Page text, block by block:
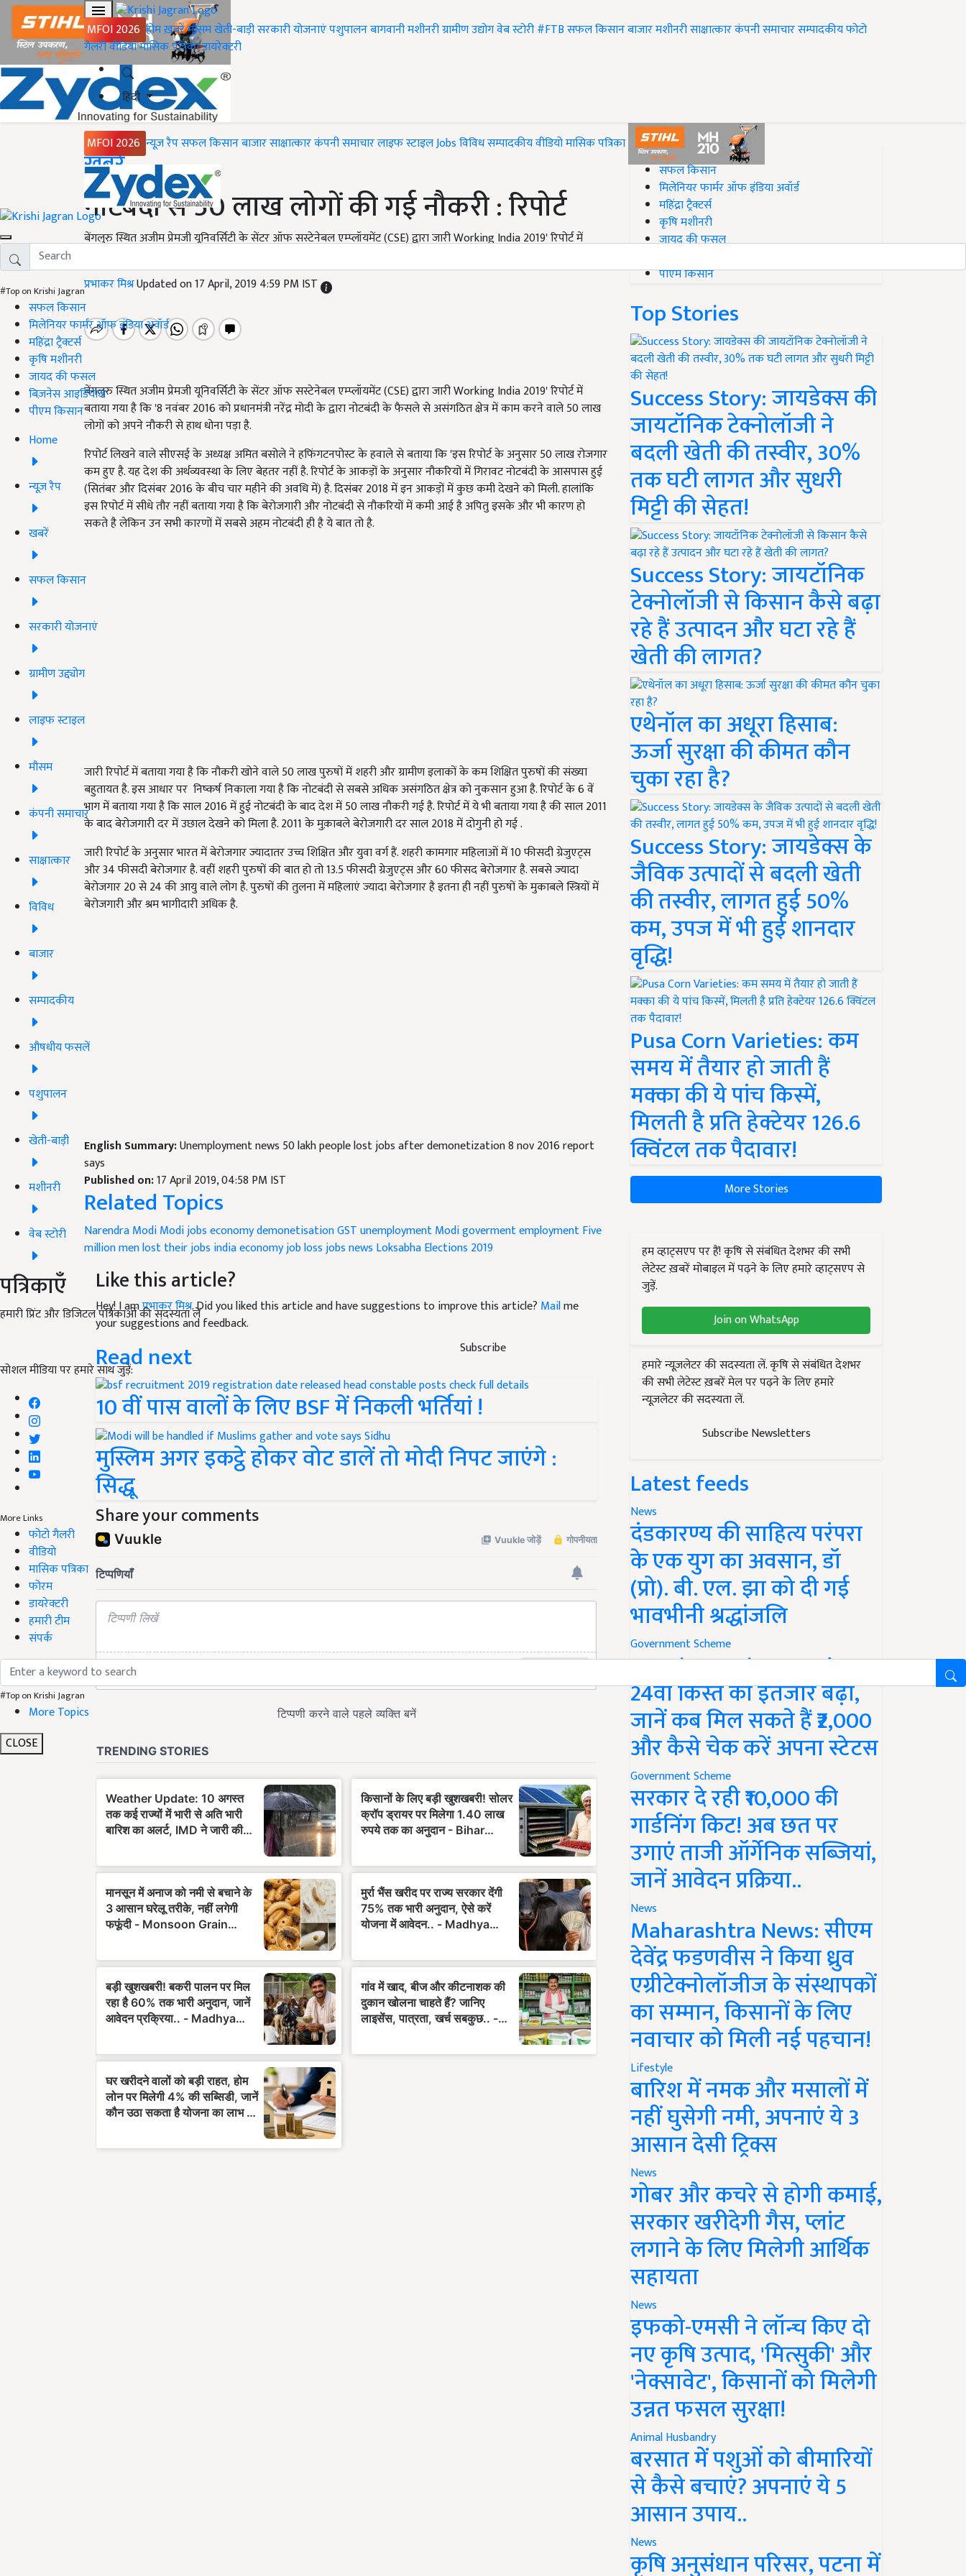
MFOI 2026 होमख़बरेंमौसमखेती-बाड़ीसरकारी योजनाएंपशुपालनबागवानीमशीनरीग्रामीण उद्योगवेब स्टोरी#FTBसफल किसानबाजारमशीनरीसाक्षात्कारकंपनी समाचारसम्पादकीयफोटो
गैलरीवीडियोमासिक पत्रिकाडायरेक्टरी
हिंदी
MFOI 2026 न्यूज़ रैपसफल किसानबाजारसाक्षात्कारकंपनी समाचारलाइफ स्टाइलJobsविविधसम्पादकीयवीडियोमासिक पत्रिका
#Top on Krishi Jagran
सफल किसान
मिलेनियर फार्मर ऑफ इंडिया अवॉर्ड
महिंद्रा ट्रैक्टर्स
कृषि मशीनरी
जायद की फसल
बिज़नेस आइडियाज
पीएम किसान
Home
न्यूज़ रैप
खबरें
सफल किसान
सरकारी योजनाएं
ग्रामीण उद्द्योग
लाइफ स्टाइल
मौसम
कंपनी समाचार
साक्षात्कार
विविध
बाजार
सम्पादकीय
औषधीय फसलें
पशुपालन
खेती-बाड़ी
मशीनरी
वेब स्टोरी
पत्रिकाएँ
हमारी प्रिंट और डिजिटल पत्रिकाओं की सदस्यता लें
Subscribe
सोशल मीडिया पर हमारे साथ जुड़ें:
More Links
फोटो गैलरी
वीडियो
मासिक पत्रिका
फोरम
डायरेक्टरी
हमारी टीम
संपर्क
#Top on Krishi Jagran
More Topics
CLOSE
Home
ख़बरें
नोटबंदी से 50 लाख लोगों की गई नौकरी : रिपोर्ट
बेंगलुरु स्थित अजीम प्रेमजी यूनिवर्सिटी के सेंटर ऑफ सस्टेनेबल एम्प्लॉयमेंट (CSE) द्वारा जारी Working India 2019' रिपोर्ट में
प्रभाकर मिश्रUpdated on 17 April, 2019 4:59 PM IST
बेंगलुरु स्थित अजीम प्रेमजी यूनिवर्सिटी के सेंटर ऑफ सस्टेनेबल एम्प्लॉयमेंट (CSE) द्वारा जारी Working India 2019' रिपोर्ट में
बताया गया है कि '8 नवंबर 2016 को प्रधानमंत्री नरेंद्र मोदी के द्वारा नोटबंदी के फैसले से असंगठित क्षेत्र में काम करने वाले 50 लाख
लोगों को अपने नौकरी से हाथ धोना पड़ा है.
रिपोर्ट लिखने वाले सीएसई के अध्यक्ष अमित बसोले ने हफिंगटनपोस्ट के हवाले से बताया कि 'इस रिपोर्ट के अनुसार 50 लाख रोजगार
कम हुए है. यह देश की अर्थव्यवस्था के लिए बेहतर नहीं है. रिपोर्ट के आकड़ों के अनुसार नौकरियों में गिरावट नोटबंदी के आसपास हुई
(सितंबर और दिसंबर 2016 के बीच चार महीने की अवधि में) है. दिसंबर 2018 में इन आकड़ों में कुछ कमी देखने को मिली. हालांकि
इस रिपोर्ट में सीधे तौर नहीं बताया गया है कि बेरोजगारी और नोटबंदी से नौकरियों में कमी आई है अपितु इसके और भी कारण हो
सकते है लेकिन उन सभी कारणों में सबसे अहम नोटबंदी ही है ये बात तो है.
जारी रिपोर्ट में बताया गया है कि नौकरी खोने वाले 50 लाख पुरुषों में शहरी और ग्रामीण इलाकों के कम शिक्षित पुरुषों की संख्या
बहुतायत है. इस आधार पर निष्कर्ष निकाला गया है कि नोटबंदी से सबसे अधिक असंगठित क्षेत्र को नुकसान हुआ है. रिपोर्ट के 6 वें
भाग में बताया गया है कि साल 2016 में हुई नोटबंदी के बाद देश में 50 लाख नौकरी गई है. रिपोर्ट में ये भी बताया गया है की साल 2011
के बाद बेरोजगारी दर में उछाल देखने को मिला है. 2011 के मुक़ाबले बेरोजगारी दर साल 2018 में दोगुनी हो गई .
जारी रिपोर्ट के अनुसार भारत में बेरोजगार ज्यादातर उच्च शिक्षित और युवा वर्ग हैं. शहरी कामगार महिलाओं में 10 फीसदी ग्रेजुएट्स
और 34 फीसदी बेरोजगार है. वहीं शहरी पुरुषों की बात हो तो 13.5 फीसदी ग्रेजुएट्स और 60 फीसद बेरोजगार है. सबसे ज्यादा
बेरोजगार 20 से 24 की आयु वाले लोग है. पुरुषों की तुलना में महिलाएं ज्यादा बेरोजगार है इतना ही नहीं पुरुषों के मुकाबले स्त्रियों में
बेरोजगारी और श्रम भागीदारी अधिक है.
English Summary:Unemployment news 50 lakh people lost jobs after demonetization 8 nov 2016 report
says
Published on:17 April 2019, 04:58 PM IST
Related Topics
Narendra ModiModijobseconomydemonetisationGSTunemploymentModi govermentemploymentFive
million men lost their jobs india economyjob lossjobs news Loksabha Elections 2019
Like this article?
Hey! I amप्रभाकर मिश्र. Did you liked this article and have suggestions to improve this article? Mailme
your suggestions and feedback.
Read next
10 वीं पास वालों के लिए BSF में निकली भर्तियां !
मुस्लिम अगर इकट्ठे होकर वोट डालें तो मोदी निपट जाएंगे :
सिद्धू
Share your comments
#Top on Krishi Jagran
सफल किसान
मिलेनियर फार्मर ऑफ इंडिया अवॉर्ड
महिंद्रा ट्रैक्टर्स
कृषि मशीनरी
जायद की फसल
पीएम किसान
Top Stories
Success Story: जायडेक्स की
जायटॉनिक टेक्नोलॉजी ने
बदली खेती की तस्वीर, 30%
तक घटी लागत और सुधरी
मिट्टी की सेहत!
Success Story: जायटॉनिक
टेक्नोलॉजी से किसान कैसे बढ़ा
रहे हैं उत्पादन और घटा रहे हैं
खेती की लागत?
एथेनॉल का अधूरा हिसाब:
ऊर्जा सुरक्षा की कीमत कौन
चुका रहा है?
Success Story: जायडेक्स के
जैविक उत्पादों से बदली खेती
की तस्वीर, लागत हुई 50%
कम, उपज में भी हुई शानदार
वृद्धि!
Pusa Corn Varieties: कम
समय में तैयार हो जाती हैं
मक्का की ये पांच किस्में,
मिलती है प्रति हेक्टेयर 126.6
क्विंटल तक पैदावार!
More Stories
हम व्हाट्सएप पर हैं! कृषि से संबंधित देशभर की सभी
लेटेस्ट ख़बरें मोबाइल में पढ़ने के लिए हमारे व्हाट्सएप से
जुड़ें.
Join on WhatsApp
हमारे न्यूज़लेटर की सदस्यता लें. कृषि से संबंधित देशभर
की सभी लेटेस्ट ख़बरें मेल पर पढ़ने के लिए हमारे
न्यूज़लेटर की सदस्यता लें.
Subscribe Newsletters
Latest feeds
News
दंडकारण्य की साहित्य परंपरा
के एक युग का अवसान, डॉ
(प्रो). बी. एल. झा को दी गई
भावभीनी श्रद्धांजलि
Government Scheme
PM Kisan Yojana Update:
24वीं किस्त का इंतजार बढ़ा,
जानें कब मिल सकते हैं ₹2,000
और कैसे चेक करें अपना स्टेटस
Government Scheme
सरकार दे रही ₹10,000 की
गार्डनिंग किट! अब छत पर
उगाएं ताजी ऑर्गेनिक सब्जियां,
जानें आवेदन प्रक्रिया..
News
Maharashtra News: सीएम
देवेंद्र फडणवीस ने किया ध्रुव
एग्रीटेक्नोलॉजीज के संस्थापकों
का सम्मान, किसानों के लिए
नवाचार को मिली नई पहचान!
Lifestyle
बारिश में नमक और मसालों में
नहीं घुसेगी नमी, अपनाएं ये 3
आसान देसी ट्रिक्स
News
गोबर और कचरे से होगी कमाई,
सरकार खरीदेगी गैस, प्लांट
लगाने के लिए मिलेगी आर्थिक
सहायता
News
इफको-एमसी ने लॉन्च किए दो
नए कृषि उत्पाद, 'मित्सुकी' और
'नेक्सावेट', किसानों को मिलेगी
उन्नत फसल सुरक्षा!
Animal Husbandry
बरसात में पशुओं को बीमारियों
से कैसे बचाएं? अपनाएं ये 5
आसान उपाय..
News
कृषि अनुसंधान परिसर, पटना में